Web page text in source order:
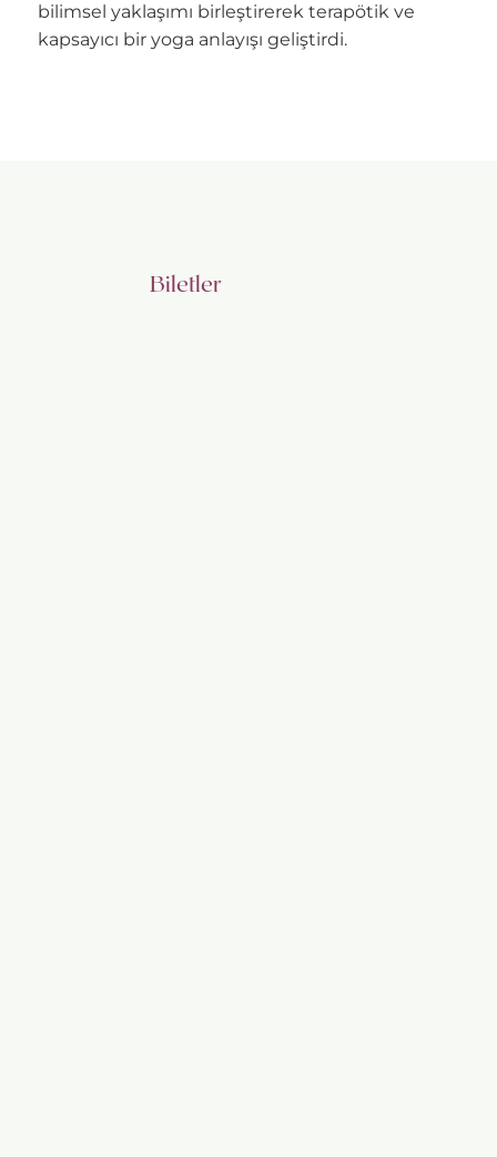
bilimsel yaklaşımı birleştirerek terapötik ve
kapsayıcı bir yoga anlayışı geliştirdi.
Biletler